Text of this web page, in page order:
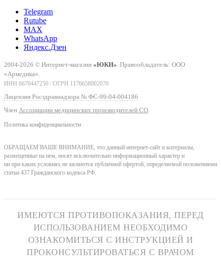
Telegram
Rutube
MAX
WhatsApp
Яндекс.Дзен
2004-2026 © Интернет-магазин «ЮКИ». Правообладатель: ООО
«Армедика».
ИНН 6670447250 / ОГРН 1176658002070
Лицензия Росздравнадзора № ФС-99-04-004186
Член Ассоциации медицинских производителей СО.
Политика конфиденциальности
ОБРАЩАЕМ ВАШЕ ВНИМАНИЕ, что данный интернет-сайт и материалы,
размещенные на нем, носят исключительно информационный характер и
ни при каких условиях не являются публичной офертой, определяемой положениями
статьи 437 Гражданского кодекса РФ.
ИМЕЮТСЯ ПРОТИВОПОКАЗАНИЯ, ПЕРЕД
ИСПОЛЬЗОВАНИЕМ НЕОБХОДИМО
ОЗНАКОМИТЬСЯ С ИНСТРУКЦИЕЙ И
ПРОКОНСУЛЬТИРОВАТЬСЯ С ВРАЧОМ